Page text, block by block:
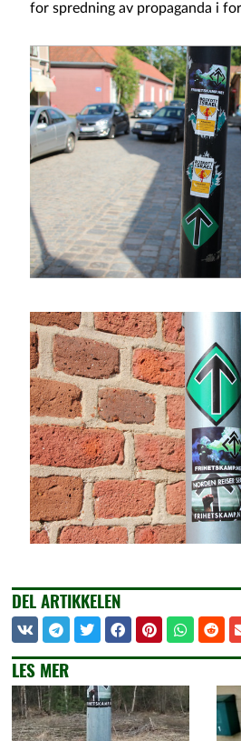
LES MER
for spredning av propaganda i
DEL ARTIKKELEN